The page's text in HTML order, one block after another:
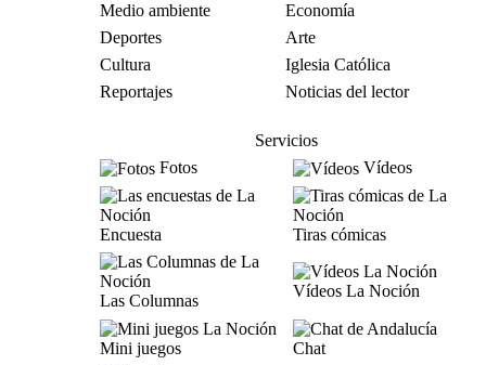
Medio ambiente
Economía
Deportes
Arte
Cultura
Iglesia Católica
Reportajes
Noticias del lector
Servicios
Fotos
Vídeos
Encuesta Tiras cómicas
Las Columnas
Vídeos La Noción
Mini juegos
Chat